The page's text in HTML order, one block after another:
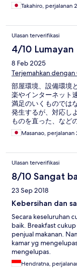
に染み付いており臭い
Takahiro, perjalanan
Ulasan terverifikasi
4/10 Lumayan
8 Feb 2025
Terjemahkan
部屋環境、設備環境
楽やインターネット
満足のいくものでは
発生するが、対応し
ものを直った、など
どうするのかをしっ
が少ないこと、毎日
た。 ジムは狭い部屋
なので、ジムとは言
ンドリーサービスの
す方が圧倒的に安い
Masanao, perjalanan
Ulasan terverifikasi
8/10 Sangat
23 Sep 2018
Kebersihan dan
Secara keseluruhan
baik. Breakfast
penjual makanan.
kamar yg
mengelupas.
Hendratna,